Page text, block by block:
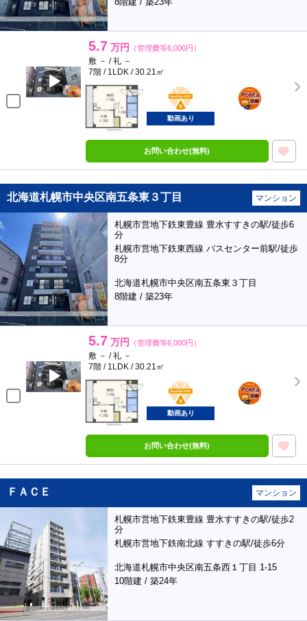
5.7 万円 （管理費等6,000円）
敷 － / 礼 －
7階 / 1LDK / 30.21㎡
BunChinPAY
ポンタ
部屋
動画あり
お問い合わせ(無料)
北海道札幌市中央区南五条東３丁目 マンション
札幌市営地下鉄東豊線 豊水すすきの駅/徒歩6
分
札幌市営地下鉄東西線 バスセンター前駅/徒歩
8分
北海道札幌市中央区南五条東３丁目
8階建 / 築23年
5.7 万円 （管理費等6,000円）
敷 － / 礼 －
7階 / 1LDK / 30.21㎡
BunChinPAY
ポンタ
部屋
動画あり
お問い合わせ(無料)
ＦＡＣＥ マンション
札幌市営地下鉄東豊線 豊水すすきの駅/徒歩2
分
札幌市営地下鉄南北線 すすきの駅/徒歩6分
北海道札幌市中央区南五条西１丁目 1-15
10階建 / 築24年